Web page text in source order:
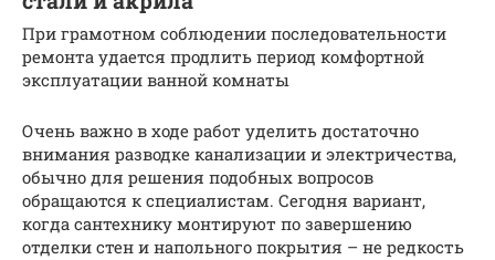
При грамотном соблюдении последовательности
ремонта удается продлить период комфортной
эксплуатации ванной комнаты
Очень важно в ходе работ уделить достаточно
внимания разводке канализации и электричества,
обычно для решения подобных вопросов
обращаются к специалистам. Сегодня вариант,
когда сантехнику монтируют по завершению
отделки стен и напольного покрытия – не редкость